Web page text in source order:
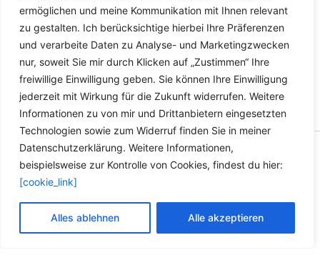
ermöglichen und meine Kommunikation mit Ihnen relevant
zu gestalten. Ich berücksichtige hierbei Ihre Präferenzen
und verarbeite Daten zu Analyse- und Marketingzwecken
nur, soweit Sie mir durch Klicken auf „Zustimmen“ Ihre
freiwillige Einwilligung geben. Sie können Ihre Einwilligung
jederzeit mit Wirkung für die Zukunft widerrufen. Weitere
Informationen zu von mir und Drittanbietern eingesetzten
Technologien sowie zum Widerruf finden Sie in meiner
Datenschutzerklärung. Weitere Informationen,
beispielsweise zur Kontrolle von Cookies, findest du hier:
[cookie_link]
Alles ablehnen Alle akzeptieren
Copyright © 2026 Versandhandel für Fahrzeugteile, Ersatzteile
für: SMART BMW VW - Zubehör für Werkstätten.
Vertrag widerrufen